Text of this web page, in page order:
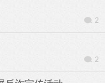
2
2